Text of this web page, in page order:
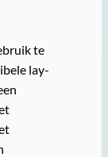
te
lay-